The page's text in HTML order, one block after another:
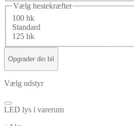
Vælg hestekræfter
100 hk
Standard
125 hk
Opgrader din bil
Vælg udstyr
LED lys i varerum